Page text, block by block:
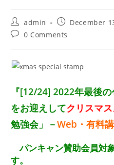
Post
author:
admin
Post
published:
December
Post0 Comments
『[12/24] 2022年最後
をお迎えしてクリスマ
勉強会」－Web・有料
パンキャン賛助会員対
す。